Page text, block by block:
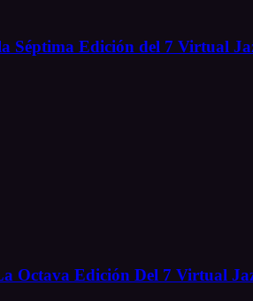
Séptima Edición del 7 Virtual
Octava Edición Del 7 Virtual